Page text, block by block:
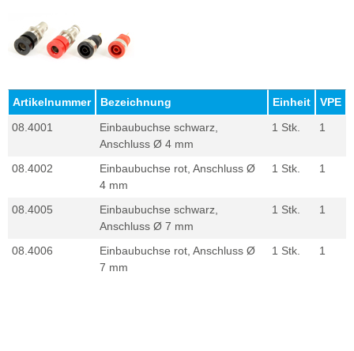
Artikelnummer Bezeichnung Einheit
VPE
08.4001
Einbaubuchse schwarz,
Anschluss Ø 4 mm
1 Stk. 1
08.4002
Einbaubuchse rot, Anschluss Ø
4 mm
1 Stk. 1
08.4005
Einbaubuchse schwarz,
Anschluss Ø 7 mm
1 Stk. 1
08.4006
Einbaubuchse rot, Anschluss Ø
7 mm
1 Stk. 1